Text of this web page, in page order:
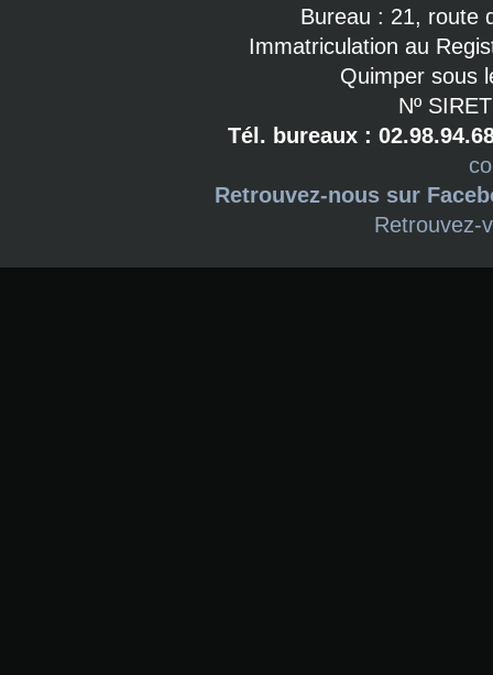
Bureau : 21, route
Immatriculation au
Quimper sous
Nº
Tél. bureaux :
Retrouvez-nous sur
Retrouvez-